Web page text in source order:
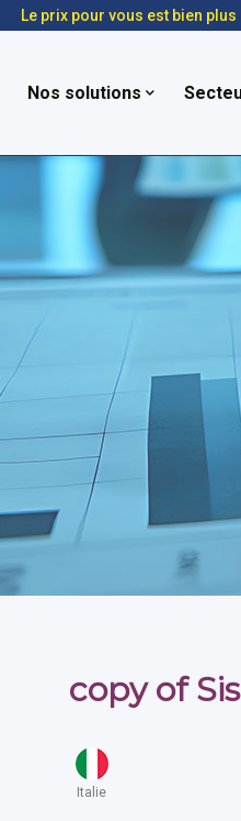
Le prix pour vous est bien
Nos solutions
copy of
Italie